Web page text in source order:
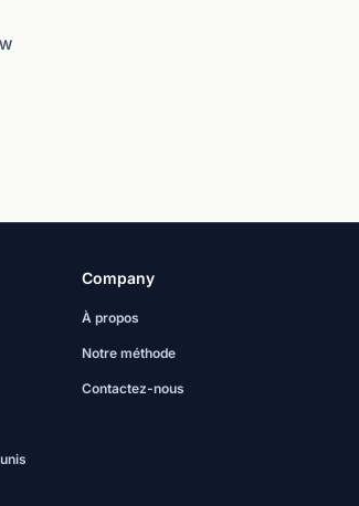
W
Company
À propos
Notre méthode
Contactez-nous